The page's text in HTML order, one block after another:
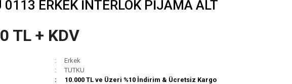
0113 ERKEK İNTERLOK PİJAMA ALT
TL + KDV
Erkek
TUTKU
10.000 TL ve Üzeri %10 İndirim & Ücretsiz Kargo